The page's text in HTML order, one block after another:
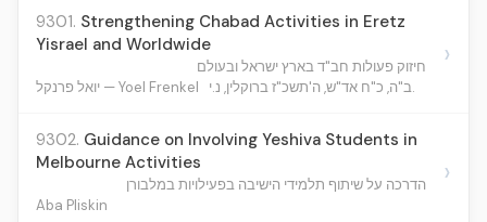
9301. Strengthening Chabad Activities in Eretz
Yisrael and Worldwide
חיזוק פעולות חב"ד בארץ ישראל ובעולם
יואל פרנקל — Yoel Frenkel
ב"ה, כ"ח אד"ש, ה'תשכ"ז ברוקלין, נ.י.
›
9302. Guidance on Involving Yeshiva Students in
Melbourne Activities
הדרכה על שיתוף תלמידי הישיבה בפעילויות במלבורן
Aba Pliskin
›